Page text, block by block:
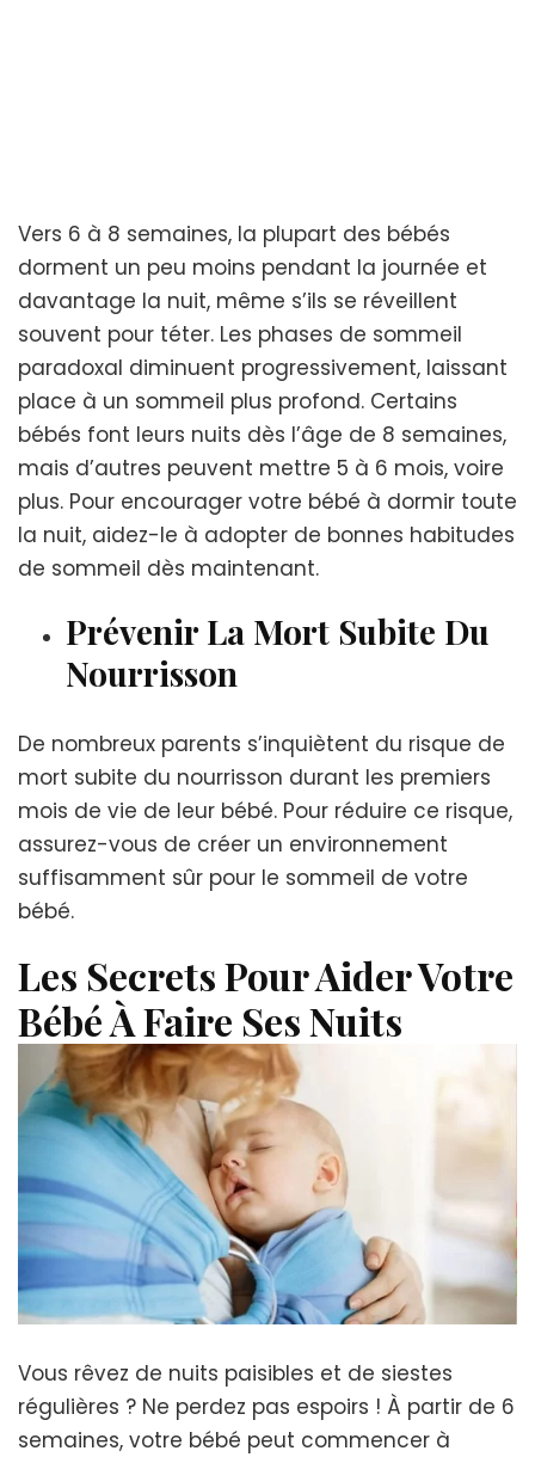
Vers 6 à 8 semaines, la plupart des bébés
dorment un peu moins pendant la journée et
davantage la nuit, même s’ils se réveillent
souvent pour téter. Les phases de sommeil
paradoxal diminuent progressivement, laissant
place à un sommeil plus profond. Certains
bébés font leurs nuits dès l’âge de 8 semaines,
mais d’autres peuvent mettre 5 à 6 mois, voire
plus. Pour encourager votre bébé à dormir toute
la nuit, aidez-le à adopter de bonnes habitudes
de sommeil dès maintenant.
Prévenir La Mort Subite Du
Nourrisson
De nombreux parents s’inquiètent du risque de
mort subite du nourrisson durant les premiers
mois de vie de leur bébé. Pour réduire ce risque,
assurez-vous de créer un environnement
suffisamment sûr pour le sommeil de votre
bébé.
Les Secrets Pour Aider Votre
Bébé À Faire Ses Nuits
Vous rêvez de nuits paisibles et de siestes
régulières ? Ne perdez pas espoirs ! À partir de 6
semaines, votre bébé peut commencer à